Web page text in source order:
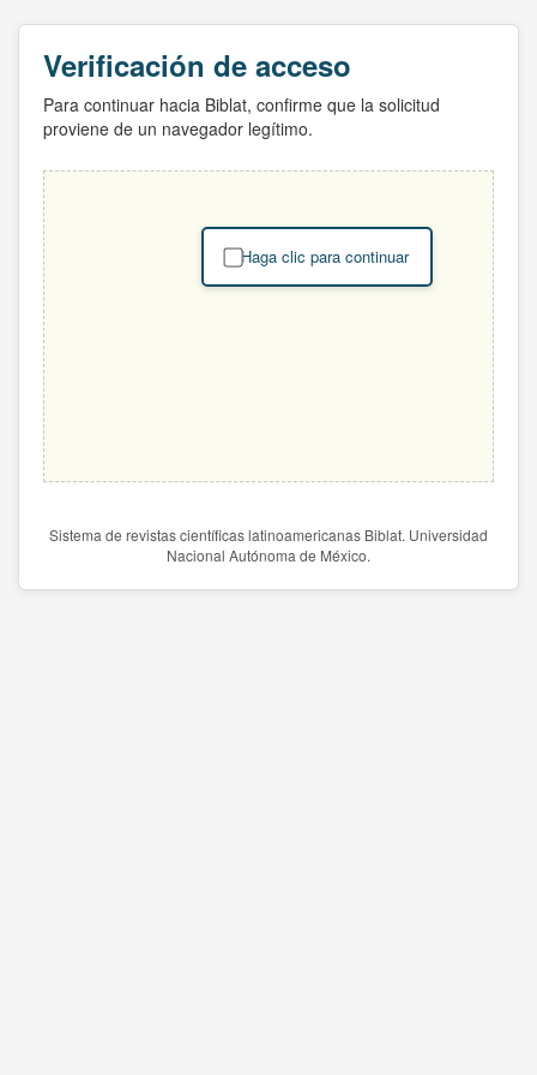
Verificación de acceso
Para continuar hacia Biblat, confirme que la solicitud
proviene de un navegador legítimo.
Haga clic para continuar
Sistema de revistas científicas latinoamericanas Biblat. Universidad
Nacional Autónoma de México.